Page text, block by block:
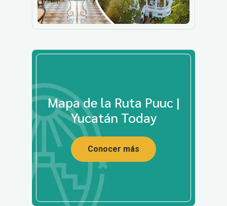
Mapa de la Ruta Puuc |
Yucatán Today
Conocer más